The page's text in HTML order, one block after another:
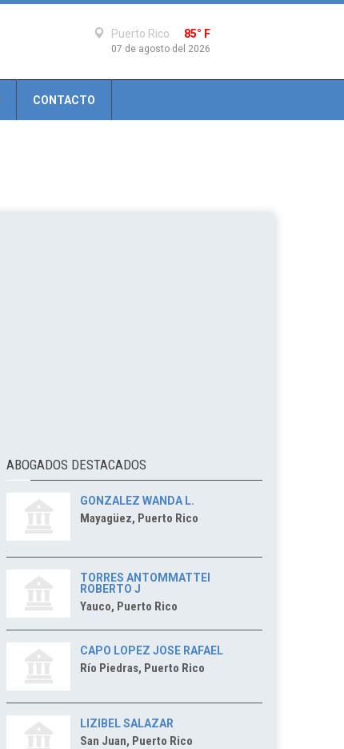
Puerto Rico 85° F
07 de agosto del 2026
CONTACTO
ABOGADOS DESTACADOS
GONZALEZ WANDA L.
Mayagüez, Puerto Rico
TORRES ANTOMMATTEI
ROBERTO J
Yauco, Puerto Rico
CAPO LOPEZ JOSE RAFAEL
Río Piedras, Puerto Rico
LIZIBEL SALAZAR
San Juan, Puerto Rico